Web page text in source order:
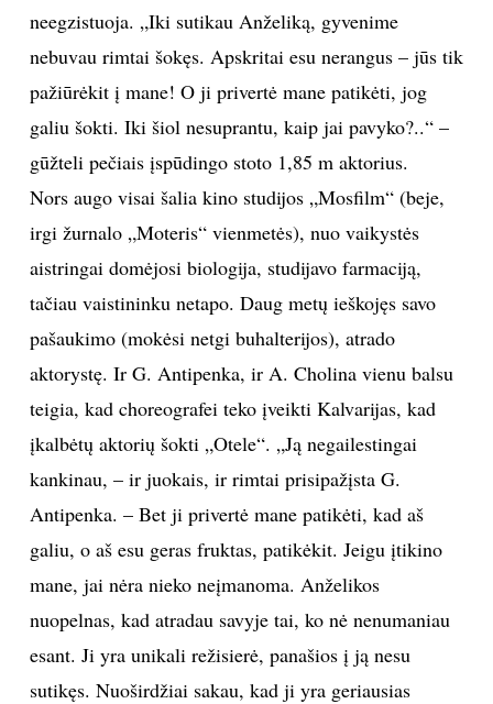
neegzistuoja. „Iki sutikau Anželiką, gyvenime
nebuvau rimtai šokęs. Apskritai esu nerangus – jūs tik
pažiūrėkit į mane! O ji privertė mane patikėti, jog
galiu šokti. Iki šiol nesuprantu, kaip jai pavyko?..“ –
gūžteli pečiais įspūdingo stoto 1,85 m aktorius.
Nors augo visai šalia kino studijos „Mosfilm“ (beje,
irgi žurnalo „Moteris“ vienmetės), nuo vaikystės
aistringai domėjosi biologija, studijavo farmaciją,
tačiau vaistininku netapo. Daug metų ieškojęs savo
pašaukimo (mokėsi netgi buhalterijos), atrado
aktorystę. Ir G. Antipenka, ir A. Cholina vienu balsu
teigia, kad choreografei teko įveikti Kalvarijas, kad
įkalbėtų aktorių šokti „Otele“. „Ją negailestingai
kankinau, – ir juokais, ir rimtai prisipažįsta G.
Antipenka. – Bet ji privertė mane patikėti, kad aš
galiu, o aš esu geras fruktas, patikėkit. Jeigu įtikino
mane, jai nėra nieko neįmanoma. Anželikos
nuopelnas, kad atradau savyje tai, ko nė nenumaniau
esant. Ji yra unikali režisierė, panašios į ją nesu
sutikęs. Nuoširdžiai sakau, kad ji yra geriausias